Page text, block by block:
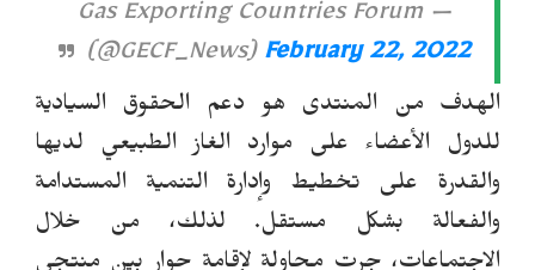
— Gas Exporting Countries Forum
(@GECF_News) February 22, 2022
الهدف من المنتدى هو دعم الحقوق السيادية
للدول الأعضاء على موارد الغاز الطبيعي لديها
والقدرة على تخطيط وإدارة التنمية المستدامة
والفعالة بشكل مستقل. لذلك، من خلال